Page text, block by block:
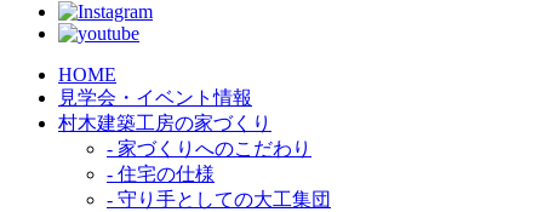
HOME
見学会・イベント情報
村木建築工房の家づくり
- 家づくりへのこだわり
- 住宅の仕様
- 守り手としての大工集団